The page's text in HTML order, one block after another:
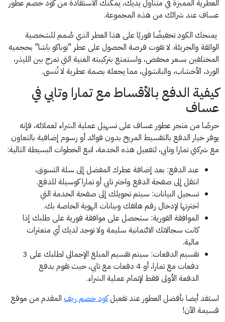
العطرية المميزة في متناول يديك، يمكنك الاستفادة من كود خصم عطور
عساف عند شرائك من هذه المجموعة.
يمنحك الكود تخفيضًا فوريًا على هذا العطر الذي صُمم للشخصية
الواثقة والجريئة. لا تفوت فرصة الحصول على عطر "توباكو باشا" بحجميه
المختلفين بسعر مخفض، واستمتع بتركيبته الغنية التي تمزج بين الليذر،
الورد، الأخشاب، والباتشولي، مما يجعله بصمة عطرية لا تُنسى.
كيفية الدفع بالأقساط مع تمارا وتابي في
عساف
حرصًا من متجر عطور عساف على تسهيل عملية الشراء لعملائه، فإنه
يوفر خيار الدفع بالتقسيط المريح بدون فوائد أو رسوم إضافية بالتعاون
مع شركتي تمارا وتابي، لتفعيل هذه الخدمة، اتبع الخطوات البسيطة التالية:
عند الدفع: بعد إضافة عطرك المفضل إلى سلة التسوق،
انتقل إلى صفحة الدفع واختر تابي أو تمارا كوسيلة للدفع.
تسجيل البيانات: سيتم تحويلك إلى صفحة الخدمة التي
اخترتها لإدخال رقم هاتفك وبيانات الهوية الخاصة بك.
الموافقة الفورية: ستحصل على موافقة فورية على طلبك إذا
كانت سجالاتك الائتمانية سليمة ولا توجد لديك أي متعثرات
مالية.
تقسيم الدفعات: سيتم تقسيم المبلغ الإجمالي لطلبك على 3
دفعات مع تمارا، أو 4 دفعات مع تابي، حيث تقوم بدفع
الدفعة الأولى فقط لإتمام عملية الشراء.
استفد أيضا بأفضل العطور عند تفعيلكود خصم ريف المقدم من موقع
قسيمة الآن!